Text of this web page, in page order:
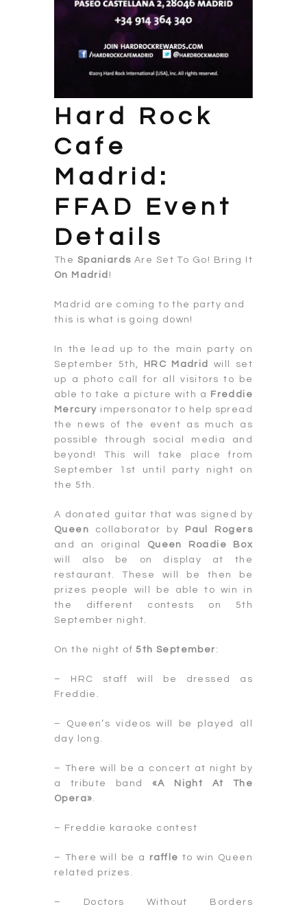
Hard Rock
Cafe
Madrid:
FFAD Event
Details
The Spaniards Are Set To Go! Bring It
On Madrid !
Madrid are coming to the party and
this is what is going down!
In the lead up to the main party on
September 5th, HRC Madrid
will set
up a photo call for all visitors to be
able to take a picture with a Freddie
Mercury impersonator to help spread
the news of the event as much as
possible through social media and
beyond! This will take place from
September 1st until party night on
the 5th.
A donated guitar that was signed by
Queen collaborator by Paul Rogers
and an original Queen Roadie Box
will also be on display at the
restaurant. These will be then be
prizes people will be able to win in
the different contests on 5th
September night.
On the night of5th September :
– HRC staff will be dressed as
Freddie.
– Queen’s videos will be played all
day long.
– There will be a concert at night by
a tribute band «A Night At The
Opera»
– Freddie karaoke contest
– There will be a raffle to win Queen
related prizes.
– Doctors Without Borders